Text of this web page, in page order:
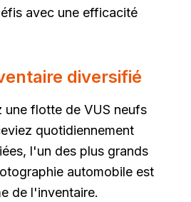
avec une efficacité
diversifié
une flotte de VUS neufs
quotidiennement
l'un des plus grands
automobile est
de l'inventaire.